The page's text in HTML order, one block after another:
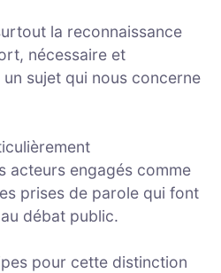
la reconnaissance
nécessaire et
sujet qui nous concerne
acteurs engagés comme
prises de parole qui font
débat public.
pour cette distinction